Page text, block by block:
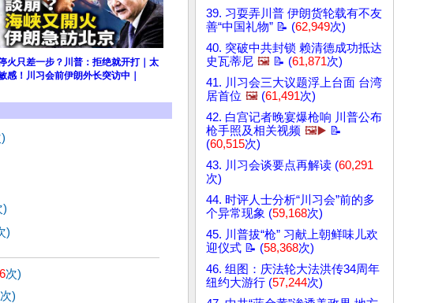
火只差一步？川普：拒绝就开打｜太
感！川习会前伊朗外长突访中｜
)
)
次)
次)
39. 习耍弄川普 伊朗货轮载有不友
善“中国礼物” 📝 (62,949次)
40. 突破中共封锁 赖清德成功抵达
史瓦蒂尼 🖼️ 📝 (61,871次)
41. 川习会三大议题浮上台面 台湾
居首位 🖼️ (61,491次)
42. 白宫记者晚宴爆枪响 川普公布
枪手照及相关视频 🖼️▶️ 📝
(60,515次)
43. 川习会谈要点再解读 (60,291
次)
44. 时评人士分析“川习会”前的多
个异常现象 (59,168次)
45. 川普拔“枪” 习献上朝鲜味儿欢
迎仪式 📝 (58,368次)
46. 组图：庆法轮大法洪传34周年
纽约大游行 (57,244次)